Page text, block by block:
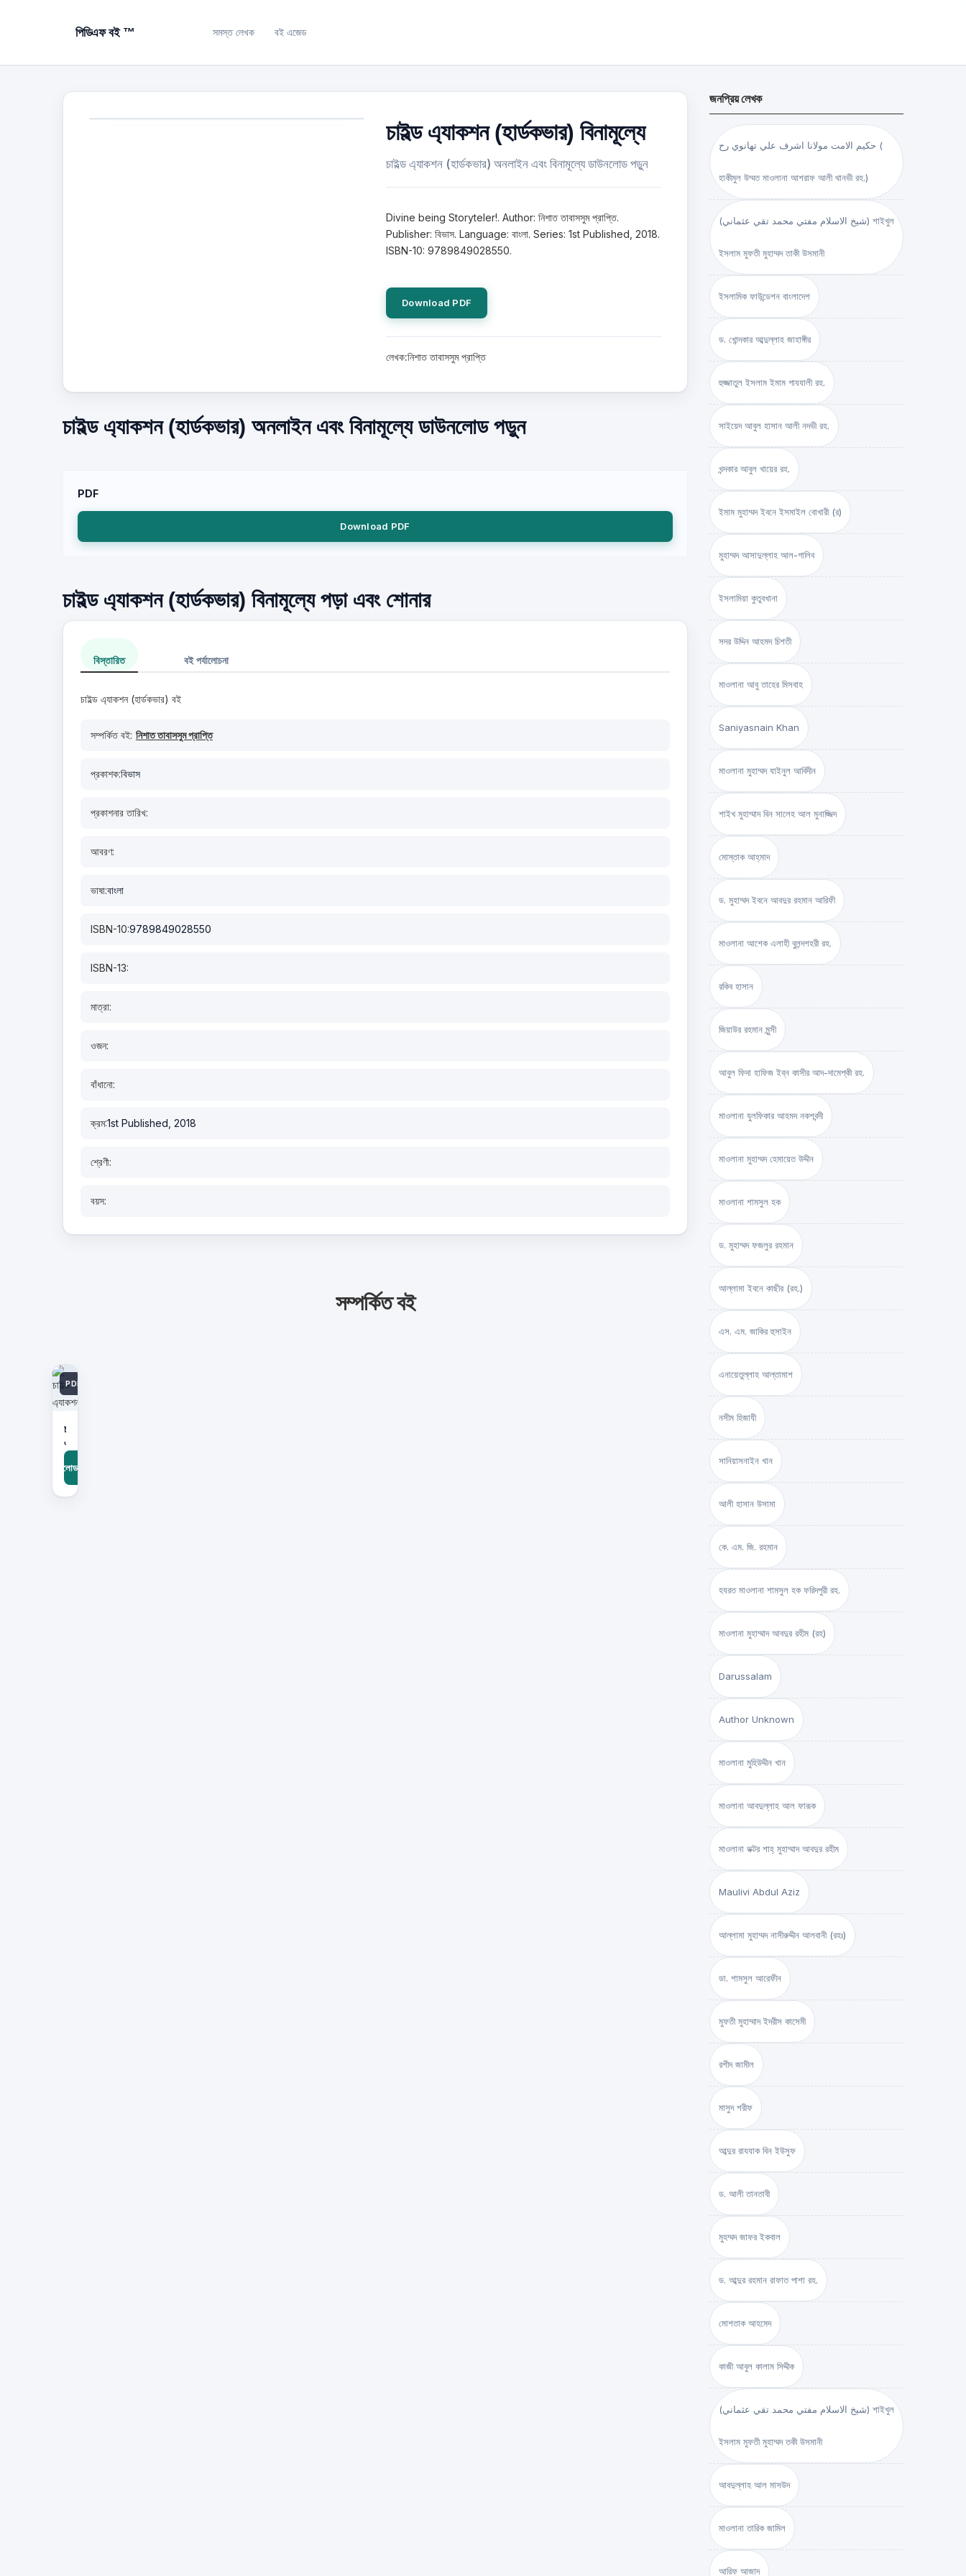
পিডিএফ বই ™ সমস্ত লেখক বই এজেড
চাইল্ড এ্যাকশন (হার্ডকভার) বিনামূল্যে
চাইল্ড এ্যাকশন (হার্ডকভার) অনলাইন এবং বিনামূল্যে ডাউনলোড পড়ুন
Divine being Storyteler!. Author: নিশাত তাবাসসুম প্রাপ্তি.
Publisher: বিভাস. Language: বাংলা. Series: 1st Published, 2018.
ISBN-10: 9789849028550.
Download PDF
লেখক:নিশাত তাবাসসুম প্রাপ্তি
চাইল্ড এ্যাকশন (হার্ডকভার) অনলাইন এবং বিনামূল্যে ডাউনলোড পড়ুন
PDF
Download PDF
চাইল্ড এ্যাকশন (হার্ডকভার) বিনামূল্যে পড়া এবং শোনার
বিস্তারিত বই পর্যালোচনা
চাইল্ড এ্যাকশন (হার্ডকভার) বই
সম্পর্কিত বই: নিশাত তাবাসসুম প্রাপ্তি
প্রকাশক:বিভাস
প্রকাশনার তারিখ:
আবরণ:
ভাষা:বাংলা
ISBN-10:9789849028550
ISBN-13:
মাত্রা:
ওজন:
বাঁধানো:
ক্রম:1st Published, 2018
শ্রেণী:
বয়স:
সম্পর্কিত বই
PDF
চাইল্ড
এ্যাকশন(হার্ডকভার)
ডাউনলোডবিনামূল্যে
জনপ্রিয় লেখক
حكيم الامت مولانا اشرف علي تهانوي رح (
হাকীমুল উম্মত মাওলানা আশরাফ আলী থানভী রহ.)
(شيخ الاسلام مفتي محمد تقي عثماني) শাইখুল
ইসলাম মুফতী মুহাম্মদ তাকী উসমানী
ইসলামিক ফাউন্ডেশন বাংলাদেশ
ড. খোন্দকার আব্দুল্লাহ জাহাঙ্গীর
হুজ্জাতুল ইসলাম ইমাম গাযযালী রহ.
সাইয়েদ আবুল হাসান আলী নদভী রহ.
খন্দকার আবুল খায়ের রহ.
ইমাম মুহাম্মদ ইবনে ইসমাইল বোখারী (র)
মুহাম্মদ আসাদুল্লাহ আল-গালিব
ইসলামিয়া কুতুবখানা
সদর উদ্দিন আহমদ চিশতী
মাওলানা আবু তাহের মিসবাহ
Saniyasnain Khan
মাওলানা মুহাম্মদ যাইনুল আবিদীন
শাইখ মুহাম্মাদ বিন সালেহ আল মুনাজ্জিদ
মোস্তাক আহ্‌মাদ
ড. মুহাম্মদ ইবনে আবদুর রহমান আরিফী
মাওলানা আশেক এলাহী বুলন্দশহরী রহ.
রকিব হাসান
জিয়াউর রহমান মুন্সী
আবুল ফিদা হাফিজ ইব্‌ন কাসীর আদ-দামেশ্‌কী রহ.
মাওলানা যুলফিকার আহমদ নকশবন্দী
মাওলানা মুহাম্মদ হেমায়েত উদ্দীন
মাওলানা শামসুল হক
ড. মুহাম্মদ ফজলুর রহমান
আল্লামা ইবনে কাছীর (রহ.)
এস. এম. জাকির হুসাইন
এনায়েতুল্লাহ আল্‌তামাশ
নসীম হিজাযী
সানিয়াসনাইন খান
আলী হাসান উসামা
কে. এম. জি. রহমান
হযরত মাওলানা শামসুল হক ফরিদপুরী রহ.
মাওলানা মুহাম্মাদ আবদুর রহীম (রহ)
Darussalam
Author Unknown
মাওলানা মুহিউদ্দীন খান
মাওলানা আবদুল্লাহ আল ফারূক
মাওলানা ডক্টর শাহ্‌ মুহাম্মাদ আবদুর রহীম
Maulivi Abdul Aziz
আল্লামা মুহাম্মদ নাসীরুদ্দীন আলবানী (রহঃ)
ডা. শামসুল আরেফীন
মুফতী মুহাম্মাদ ইদরীস কাসেমী
রশীদ জামীল
মাসুদ শরীফ
আব্দুর রাযযাক বিন ইউসুফ
ড. আলী তানতাবী
মুহম্মদ জাফর ইকবাল
ড. আব্দুর রহমান রাফাত পাশা রহ.
মোশতাক আহমেদ
কাজী আবুল কালাম সিদ্দীক
(شيخ الاسلام مفتي محمد تقي عثماني) শাইখুল
ইসলাম মুফতী মুহাম্মদ তকী উসমানী
আবদুল্লাহ আল মাসউদ
মাওলানা তারিক জামিল
আরিফ আজাদ